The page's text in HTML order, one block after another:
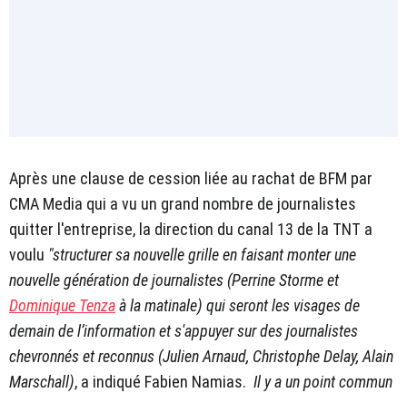
Après une clause de cession liée au rachat de BFM par
CMA Media qui a vu un grand nombre de journalistes
quitter l'entreprise, la direction du canal 13 de la TNT a
voulu "structurer sa nouvelle grille en faisant monter une
nouvelle génération de journalistes (Perrine Storme et
Dominique Tenzaà la matinale) qui seront les visages de
demain de l’information et s'appuyer sur des journalistes
chevronnés et reconnus (Julien Arnaud, Christophe Delay, Alain
Marschall), a indiqué Fabien Namias. Il y a un point commun